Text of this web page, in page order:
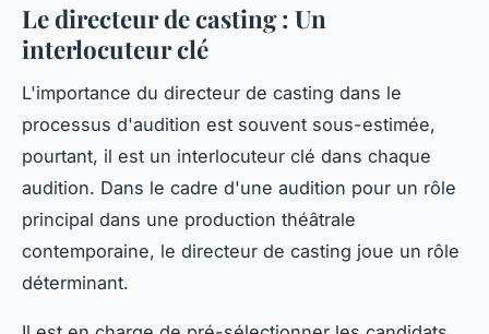
Le directeur de casting : Un
interlocuteur clé
L'importance du directeur de casting dans le
processus d'audition est souvent sous-estimée,
pourtant, il est un interlocuteur clé dans chaque
audition. Dans le cadre d'une audition pour un rôle
principal dans une production théâtrale
contemporaine, le directeur de casting joue un rôle
déterminant.